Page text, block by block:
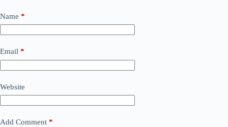
Name *
Email *
Website
Add Comment *